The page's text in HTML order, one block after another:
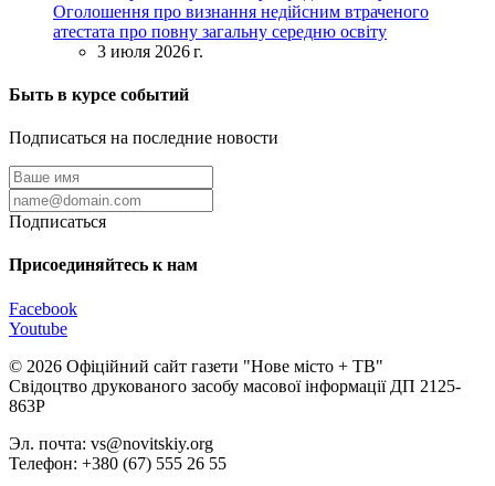
Оголошення про визнання недійсним втраченого
атестата про повну загальну середню освіту
3 июля 2026 г.
Быть в курсе событий
Подписаться на последние новости
Подписаться
Присоединяйтесь к нам
Facebook
Youtube
© 2026 Офіційний сайт газети "Нове мiсто + ТВ"
Свідоцтво друкованого засобу масової інформації ДП 2125-
863Р
Эл. почта: vs@novitskiy.org
Телефон: +380 (67) 555 26 55